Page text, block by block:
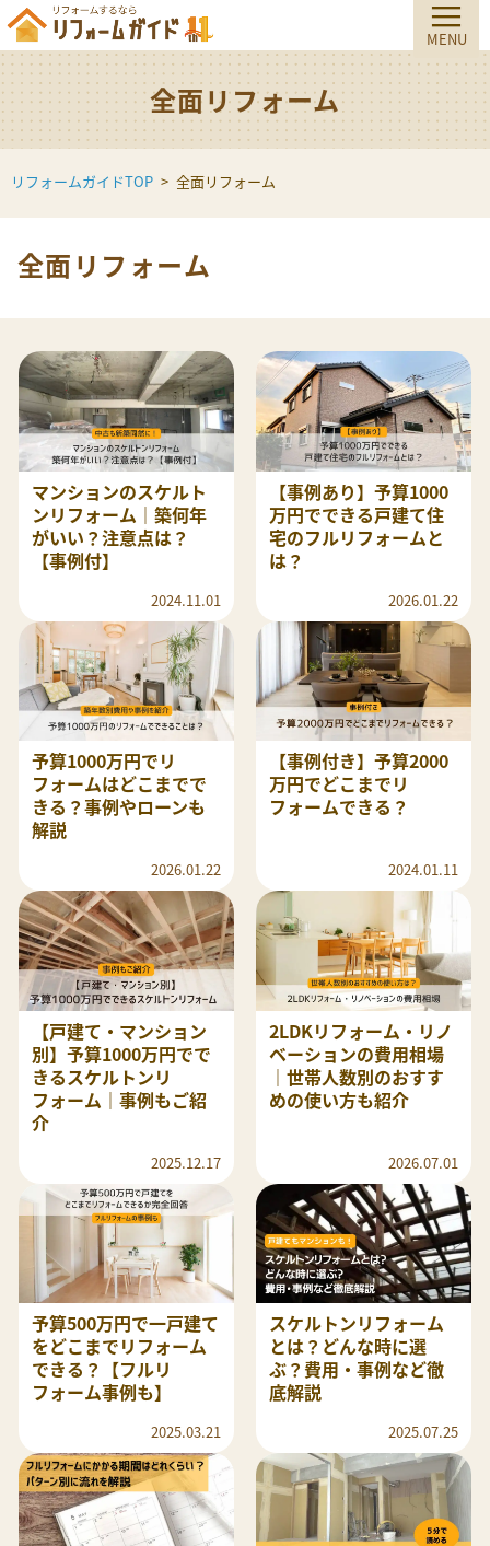
全面リフォーム
リフォームガイドTOP 全面リフォーム
全面リフォーム
マンションのスケルト
ンリフォーム｜築何年
がいい？注意点は？
【事例付】
2024.11.01
【事例あり】予算1000
万円でできる戸建て住
宅のフルリフォームと
は？
2026.01.22
予算1000万円でリ
フォームはどこまでで
きる？事例やローンも
解説
2026.01.22
【事例付き】予算2000
万円でどこまでリ
フォームできる？
2024.01.11
【戸建て・マンション
別】予算1000万円でで
きるスケルトンリ
フォーム｜事例もご紹
介
2025.12.17
2LDKリフォーム・リノ
ベーションの費用相場
｜世帯人数別のおすす
めの使い方も紹介
2026.07.01
予算500万円で一戸建て
をどこまでリフォーム
できる？【フルリ
フォーム事例も】
2025.03.21
スケルトンリフォーム
とは？どんな時に選
ぶ？費用・事例など徹
底解説
2025.07.25